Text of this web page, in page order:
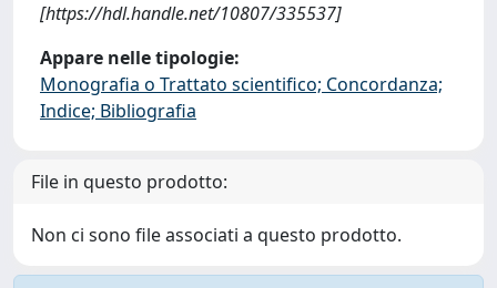
[https://hdl.handle.net/10807/335537]
Appare nelle tipologie:
Monografia o Trattato scientifico; Concordanza;
Indice; Bibliografia
File in questo prodotto:
Non ci sono file associati a questo prodotto.